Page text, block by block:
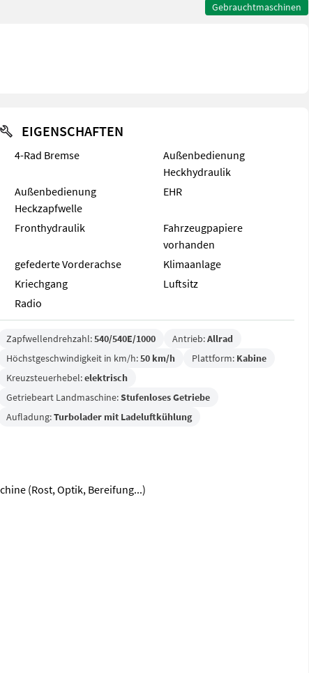
Gebrauchtmaschinen
EIGENSCHAFTEN
4-Rad Bremse
Außenbedienung
Heckhydraulik
Außenbedienung
Heckzapfwelle
EHR
Fronthydraulik
Fahrzeugpapiere
vorhanden
gefederte Vorderachse
Klimaanlage
Kriechgang
Luftsitz
Radio
Zapfwellendrehzahl:540/540E/1000 Antrieb:Allrad
Höchstgeschwindigkeit in km/h:50 km/h Plattform: Kabine
Kreuzsteuerhebel:elektrisch
Getriebeart Landmaschine:Stufenloses Getriebe
Aufladung:Turbolader mit Ladeluftkühlung
(Rost, Optik, Bereifung...)